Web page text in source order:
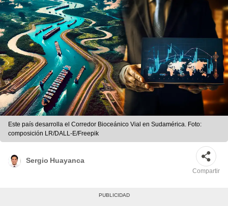
Este país desarrolla el Corredor Bioceánico Vial en Sudamérica. Foto:
composición LR/DALL-E/Freepik
Sergio Huayanca
Compartir